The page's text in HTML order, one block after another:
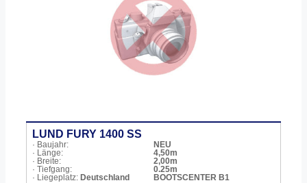
LUND FURY 1400 SS
· Baujahr:
NEU
· Länge:
4,50m
· Breite:
2,00m
· Tiefgang:
0.25m
· Liegeplatz: Deutschland BOOTSCENTER B1